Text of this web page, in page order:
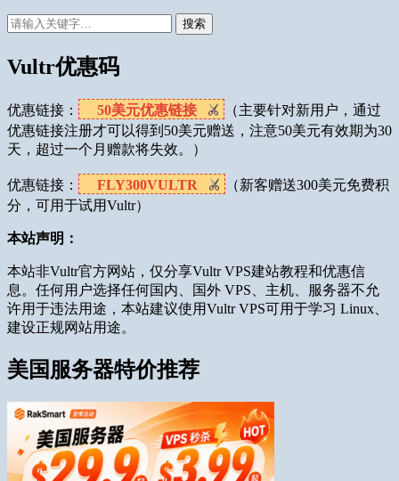
搜索
Vultr优惠码
优惠链接： 50美元优惠链接
（主要针对新用户，通过
优惠链接注册才可以得到50美元赠送，注意50美元有效期为30
天，超过一个月赠款将失效。）
优惠链接： FLY300VULTR
（新客赠送300美元免费积
分，可用于试用Vultr）
本站声明：
本站非Vultr官方网站，仅分享Vultr VPS建站教程和优惠信
息。任何用户选择任何国内、国外 VPS、主机、服务器不允
许用于违法用途，本站建议使用Vultr VPS可用于学习 Linux、
建设正规网站用途。
美国服务器特价推荐